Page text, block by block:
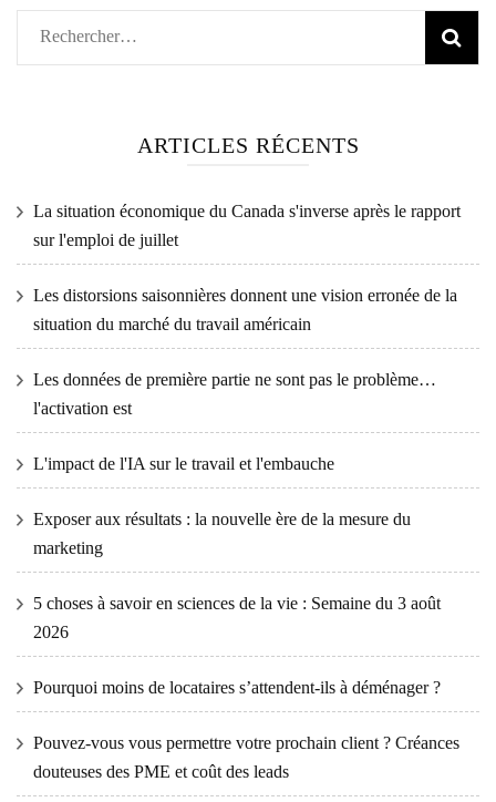
Rechercher :
ARTICLES RÉCENTS
La situation économique du Canada s'inverse après le rapport
sur l'emploi de juillet
Les distorsions saisonnières donnent une vision erronée de la
situation du marché du travail américain
Les données de première partie ne sont pas le problème…
l'activation est
L'impact de l'IA sur le travail et l'embauche
Exposer aux résultats : la nouvelle ère de la mesure du
marketing
5 choses à savoir en sciences de la vie : Semaine du 3 août
2026
Pourquoi moins de locataires s’attendent-ils à déménager ?
Pouvez-vous vous permettre votre prochain client ? Créances
douteuses des PME et coût des leads